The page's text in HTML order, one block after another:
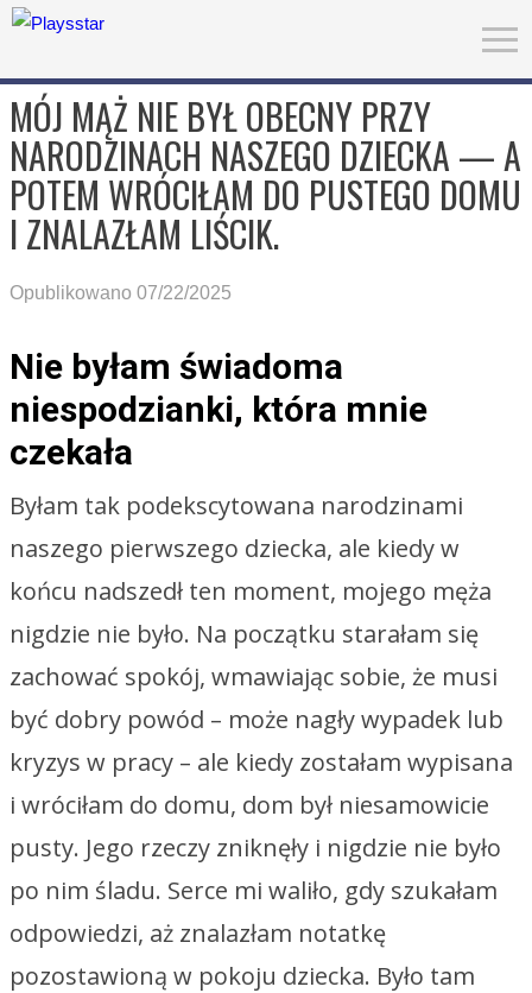
MÓJ MĄŻ NIE BYŁ OBECNY PRZY
NARODZINACH NASZEGO DZIECKA — A
POTEM WRÓCIŁAM DO PUSTEGO DOMU
I ZNALAZŁAM LIŚCIK.
Opublikowano 07/22/2025
Nie byłam świadoma
niespodzianki, która mnie
czekała
Byłam tak podekscytowana narodzinami
naszego pierwszego dziecka, ale kiedy w
końcu nadszedł ten moment, mojego męża
nigdzie nie było. Na początku starałam się
zachować spokój, wmawiając sobie, że musi
być dobry powód – może nagły wypadek lub
kryzys w pracy – ale kiedy zostałam wypisana
i wróciłam do domu, dom był niesamowicie
pusty. Jego rzeczy zniknęły i nigdzie nie było
po nim śladu. Serce mi waliło, gdy szukałam
odpowiedzi, aż znalazłam notatkę
pozostawioną w pokoju dziecka. Było tam